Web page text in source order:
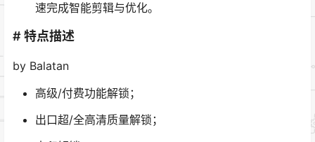
速完成智能剪辑与优化。
# 特点描述
by Balatan
高级/付费功能解锁；
出口超/全高清质量解锁；